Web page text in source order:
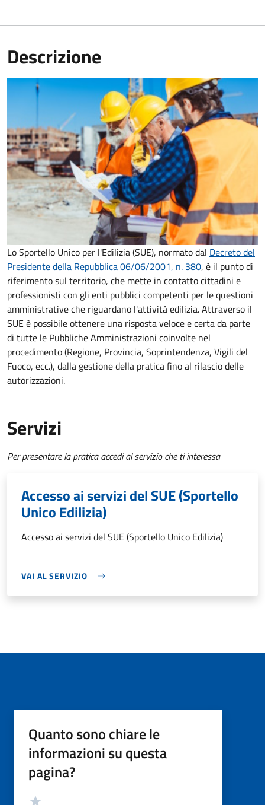
Descrizione
Lo Sportello Unico per l'Edilizia (SUE), normato dal Decreto del
Presidente della Repubblica 06/06/2001, n. 380, è il punto di
riferimento sul territorio, che mette in contatto cittadini e
professionisti con gli enti pubblici competenti per le questioni
amministrative che riguardano l'attività edilizia. Attraverso il
SUE è possibile ottenere una risposta veloce e certa da parte
di tutte le Pubbliche Amministrazioni coinvolte nel
procedimento (Regione, Provincia, Soprintendenza, Vigili del
Fuoco, ecc.), dalla gestione della pratica fino al rilascio delle
autorizzazioni.
Servizi
Per presentare la pratica accedi al servizio che ti interessa
Accesso ai servizi del SUE (Sportello
Unico Edilizia)
Accesso ai servizi del SUE (Sportello Unico Edilizia)
VAI AL SERVIZIO
Quanto sono chiare le
informazioni su questa
pagina?
Valutazione